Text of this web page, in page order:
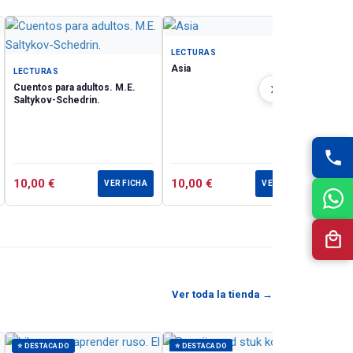
the
The
of
LECTURAS
Cuentos para adultos. M.E.
Saltykov-Schedrin.
10,00 € VER FICHA
LECTURAS
Asia
10,00 € VER FICHA
›
Ver toda la tienda →
⭐ DESTACADO ⭐ DESTACADO